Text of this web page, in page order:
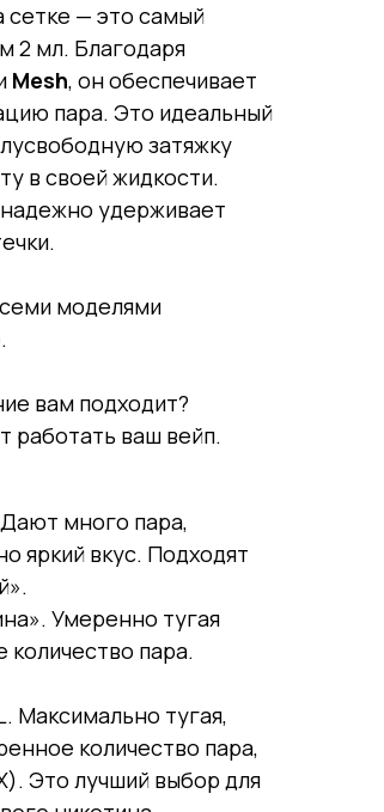
сетке — это самый
2 мл. Благодаря
Mesh, он обеспечивает
пара. Это идеальный
затяжку
в своей жидкости.
надежно удерживает
моделями
.
вам подходит?
работать ваш вейп.
много пара,
яркий вкус. Подходят
Умеренно тугая
количество пара.
Максимально тугая,
количество пара,
Это лучший выбор для